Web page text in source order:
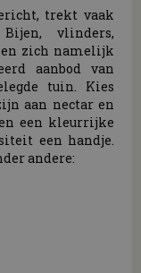
trekt vaak
vlinders,
zich namelijk
aanbod van
tuin. Kies
aan nectar en
een kleurrijke
een handje.
andere: